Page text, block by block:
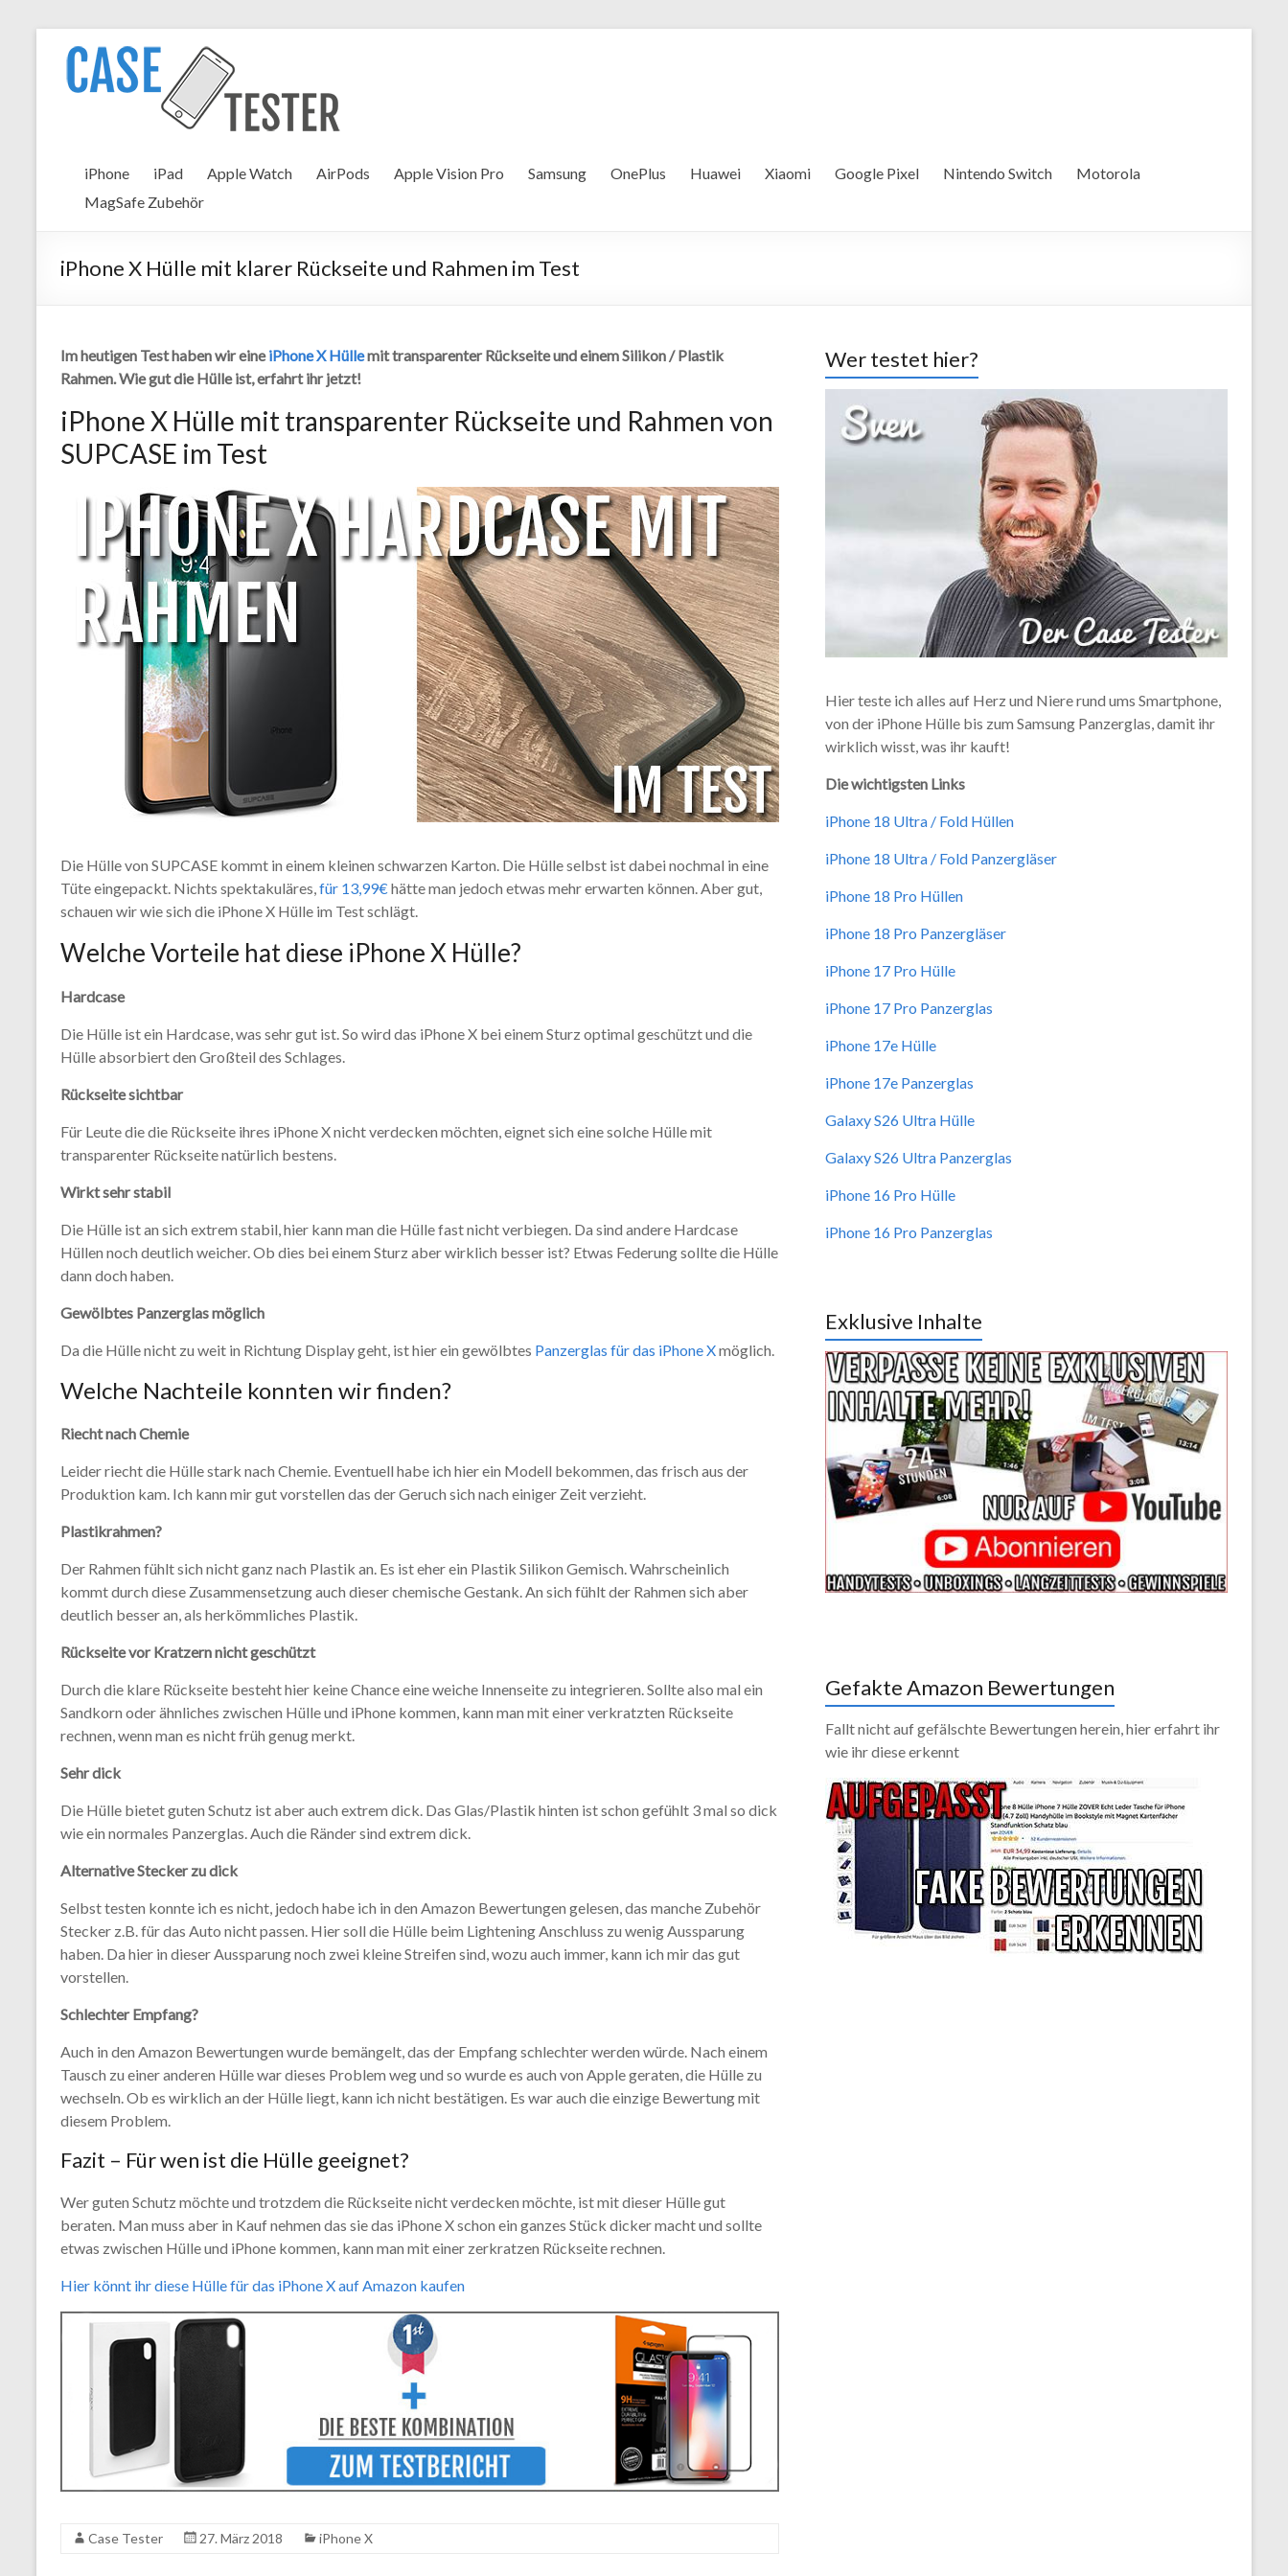
Inhalt
springenCase
Tester
Panzergläser
iPhone iPad Apple Watch AirPods Apple Vision Pro Samsung OnePlus Huawei Xiaomi Google Pixel Nintendo Switch
Motorola
MagSafe Zubehör
iPhone X Hülle mit klarer Rückseite und Rahmen im Test
Im heutigen Test haben wir eineiPhone X Hüllemit transparenter Rückseite und einem Silikon / Plastik
Rahmen. Wie gut die Hülle ist, erfahrt ihr jetzt!
iPhone X Hülle mit transparenter Rückseite und Rahmen von
SUPCASE im Test
Die Hülle von SUPCASE kommt in einem kleinen schwarzen Karton. Die Hülle selbst ist dabei nochmal in eine
Tüte eingepackt. Nichts spektakuläres,für 13,99€hätte man jedoch etwas mehr erwarten können. Aber gut,
schauen wir wie sich die iPhone X Hülle im Test schlägt.
Welche Vorteile hat diese iPhone X Hülle?
Hardcase
Die Hülle ist ein Hardcase, was sehr gut ist. So wird das iPhone X bei einem Sturz optimal geschützt und die
Hülle absorbiert den Großteil des Schlages.
Rückseite sichtbar
Für Leute die die Rückseite ihres iPhone X nicht verdecken möchten, eignet sich eine solche Hülle mit
transparenter Rückseite natürlich bestens.
Wirkt sehr stabil
Die Hülle ist an sich extrem stabil, hier kann man die Hülle fast nicht verbiegen. Da sind andere Hardcase
Hüllen noch deutlich weicher. Ob dies bei einem Sturz aber wirklich besser ist? Etwas Federung sollte die Hülle
dann doch haben.
Gewölbtes Panzerglas möglich
Da die Hülle nicht zu weit in Richtung Display geht, ist hier ein gewölbtes Panzerglas für das iPhone Xmöglich.
Welche Nachteile konnten wir finden?
Riecht nach Chemie
Leider riecht die Hülle stark nach Chemie. Eventuell habe ich hier ein Modell bekommen, das frisch aus der
Produktion kam. Ich kann mir gut vorstellen das der Geruch sich nach einiger Zeit verzieht.
Plastikrahmen?
Der Rahmen fühlt sich nicht ganz nach Plastik an. Es ist eher ein Plastik Silikon Gemisch. Wahrscheinlich
kommt durch diese Zusammensetzung auch dieser chemische Gestank. An sich fühlt der Rahmen sich aber
deutlich besser an, als herkömmliches Plastik.
Rückseite vor Kratzern nicht geschützt
Durch die klare Rückseite besteht hier keine Chance eine weiche Innenseite zu integrieren. Sollte also mal ein
Sandkorn oder ähnliches zwischen Hülle und iPhone kommen, kann man mit einer verkratzten Rückseite
rechnen, wenn man es nicht früh genug merkt.
Sehr dick
Die Hülle bietet guten Schutz ist aber auch extrem dick. Das Glas/Plastik hinten ist schon gefühlt 3 mal so dick
wie ein normales Panzerglas. Auch die Ränder sind extrem dick.
Alternative Stecker zu dick
Selbst testen konnte ich es nicht, jedoch habe ich in den Amazon Bewertungen gelesen, das manche Zubehör
Stecker z.B. für das Auto nicht passen. Hier soll die Hülle beim Lightening Anschluss zu wenig Aussparung
haben. Da hier in dieser Aussparung noch zwei kleine Streifen sind, wozu auch immer, kann ich mir das gut
vorstellen.
Schlechter Empfang?
Auch in den Amazon Bewertungen wurde bemängelt, das der Empfang schlechter werden würde. Nach einem
Tausch zu einer anderen Hülle war dieses Problem weg und so wurde es auch von Apple geraten, die Hülle zu
wechseln. Ob es wirklich an der Hülle liegt, kann ich nicht bestätigen. Es war auch die einzige Bewertung mit
diesem Problem.
Fazit – Für wen ist die Hülle geeignet?
Wer guten Schutz möchte und trotzdem die Rückseite nicht verdecken möchte, ist mit dieser Hülle gut
beraten. Man muss aber in Kauf nehmen das sie das iPhone X schon ein ganzes Stück dicker macht und sollte
etwas zwischen Hülle und iPhone kommen, kann man mit einer zerkratzen Rückseite rechnen.
Hier könnt ihr diese Hülle für das iPhone X auf Amazon kaufen
Case Tester 27. März 2018 iPhone X
Wer testet hier?
Hier teste ich alles auf Herz und Niere rund ums Smartphone,
von der iPhone Hülle bis zum Samsung Panzerglas, damit ihr
wirklich wisst, was ihr kauft!
Die wichtigsten Links
iPhone 18 Ultra / Fold Hüllen
iPhone 18 Ultra / Fold Panzergläser
iPhone 18 Pro Hüllen
iPhone 18 Pro Panzergläser
iPhone 17 Pro Hülle
iPhone 17 Pro Panzerglas
iPhone 17e Hülle
iPhone 17e Panzerglas
Galaxy S26 Ultra Hülle
Galaxy S26 Ultra Panzerglas
iPhone 16 Pro Hülle
iPhone 16 Pro Panzerglas
Exklusive Inhalte
Gefakte Amazon Bewertungen
Fallt nicht auf gefälschte Bewertungen herein, hier erfahrt ihr
wie ihr diese erkennt